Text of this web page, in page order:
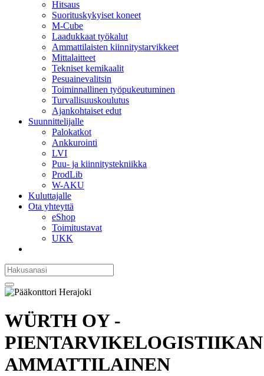
Hitsaus
Suorituskykyiset koneet
M-Cube
Laadukkaat työkalut
Ammattilaisten kiinnitystarvikkeet
Mittalaitteet
Tekniset kemikaalit
Pesuainevalitsin
Toiminnallinen työpukeutuminen
Turvallisuuskoulutus
Ajankohtaiset edut
Suunnittelijalle
Palokatkot
Ankkurointi
LVI
Puu- ja kiinnitystekniikka
ProdLib
W-AKU
Kuluttajalle
Ota yhteyttä
eShop
Toimitustavat
UKK
WÜRTH OY -
PIENTARVIKELOGISTIIKAN
AMMATTILAINEN